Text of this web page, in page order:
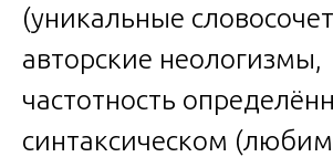
(уникальные
авторские неологизмы,
частотность
синтаксическом